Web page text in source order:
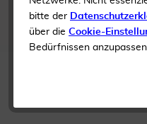
bitte der
über die Cookie-
Bedürfnissen